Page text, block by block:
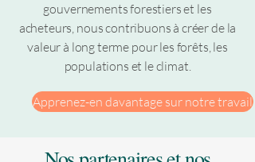
gouvernements forestiers et les
acheteurs, nous contribuons à créer de la
valeur à long terme pour les forêts, les
populations et le climat.
Apprenez-en davantage sur notre travail